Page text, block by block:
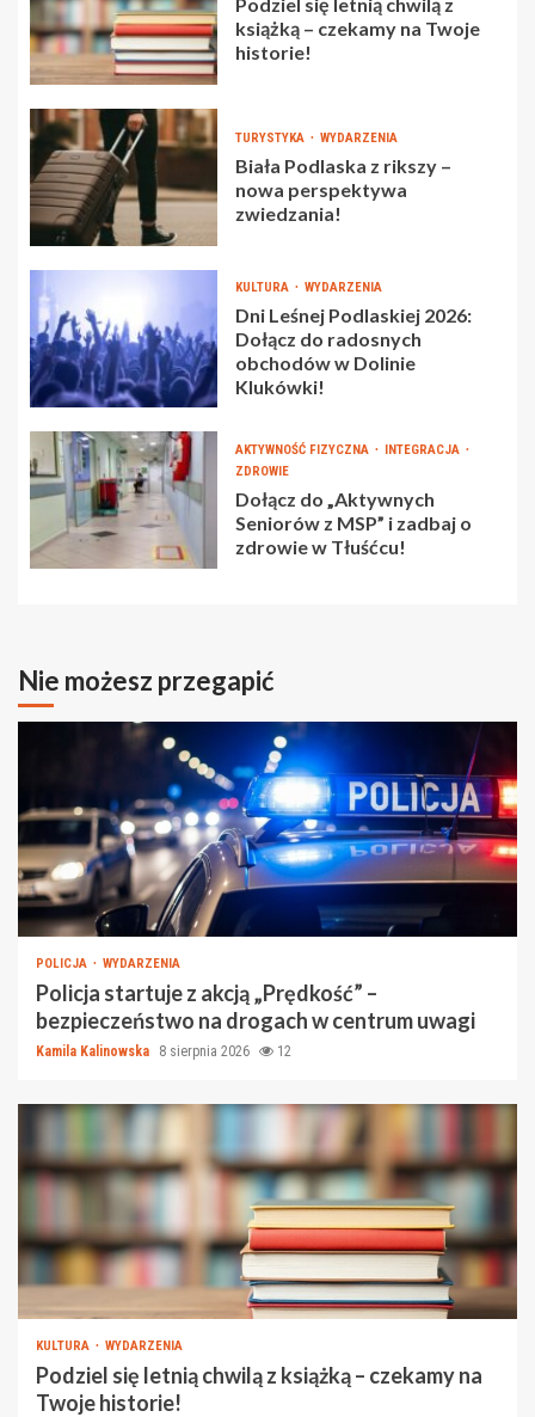
książką – czekamy na Twoje
historie!
TURYSTYKA WYDARZENIA
Biała Podlaska z rikszy –
nowa perspektywa
zwiedzania!
KULTURA WYDARZENIA
Dni Leśnej Podlaskiej 2026:
Dołącz do radosnych
obchodów w Dolinie
Klukówki!
AKTYWNOŚĆ FIZYCZNA
INTEGRACJA
ZDROWIE
Dołącz do „Aktywnych
Seniorów z MSP” i zadbaj o
zdrowie w Tłuśćcu!
Nie możesz przegapić
POLICJA WYDARZENIA
Policja startuje z akcją „Prędkość” –
bezpieczeństwo na drogach w centrum uwagi
Kamila Kalinowska 8 sierpnia 2026 12
KULTURA WYDARZENIA
Podziel się letnią chwilą z książką – czekamy na
Twoje historie!